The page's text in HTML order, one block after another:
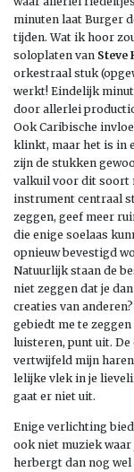
minuten laat Burger
tijden. Wat ik hoor
soloplaten van Steve
orkestraal stuk
werkt! Eindelijk
door allerlei
Ook Caribische
klinkt, maar het is in
zijn de stukken
valkuil voor dit soort
instrument centraal
zeggen, geef meer
die enige soelaas
opnieuw bevestigd
Natuurlijk staan de
niet zeggen dat je
creaties van
gebiedt me te
luisteren, punt uit.
vertwijfeld mijn
lelijke vlek in je
gaat er niet uit.
Enige verlichting
ook niet muziek
herbergt dan nog wel